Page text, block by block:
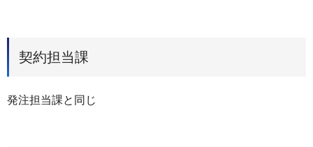
契約担当課
発注担当課と同じ